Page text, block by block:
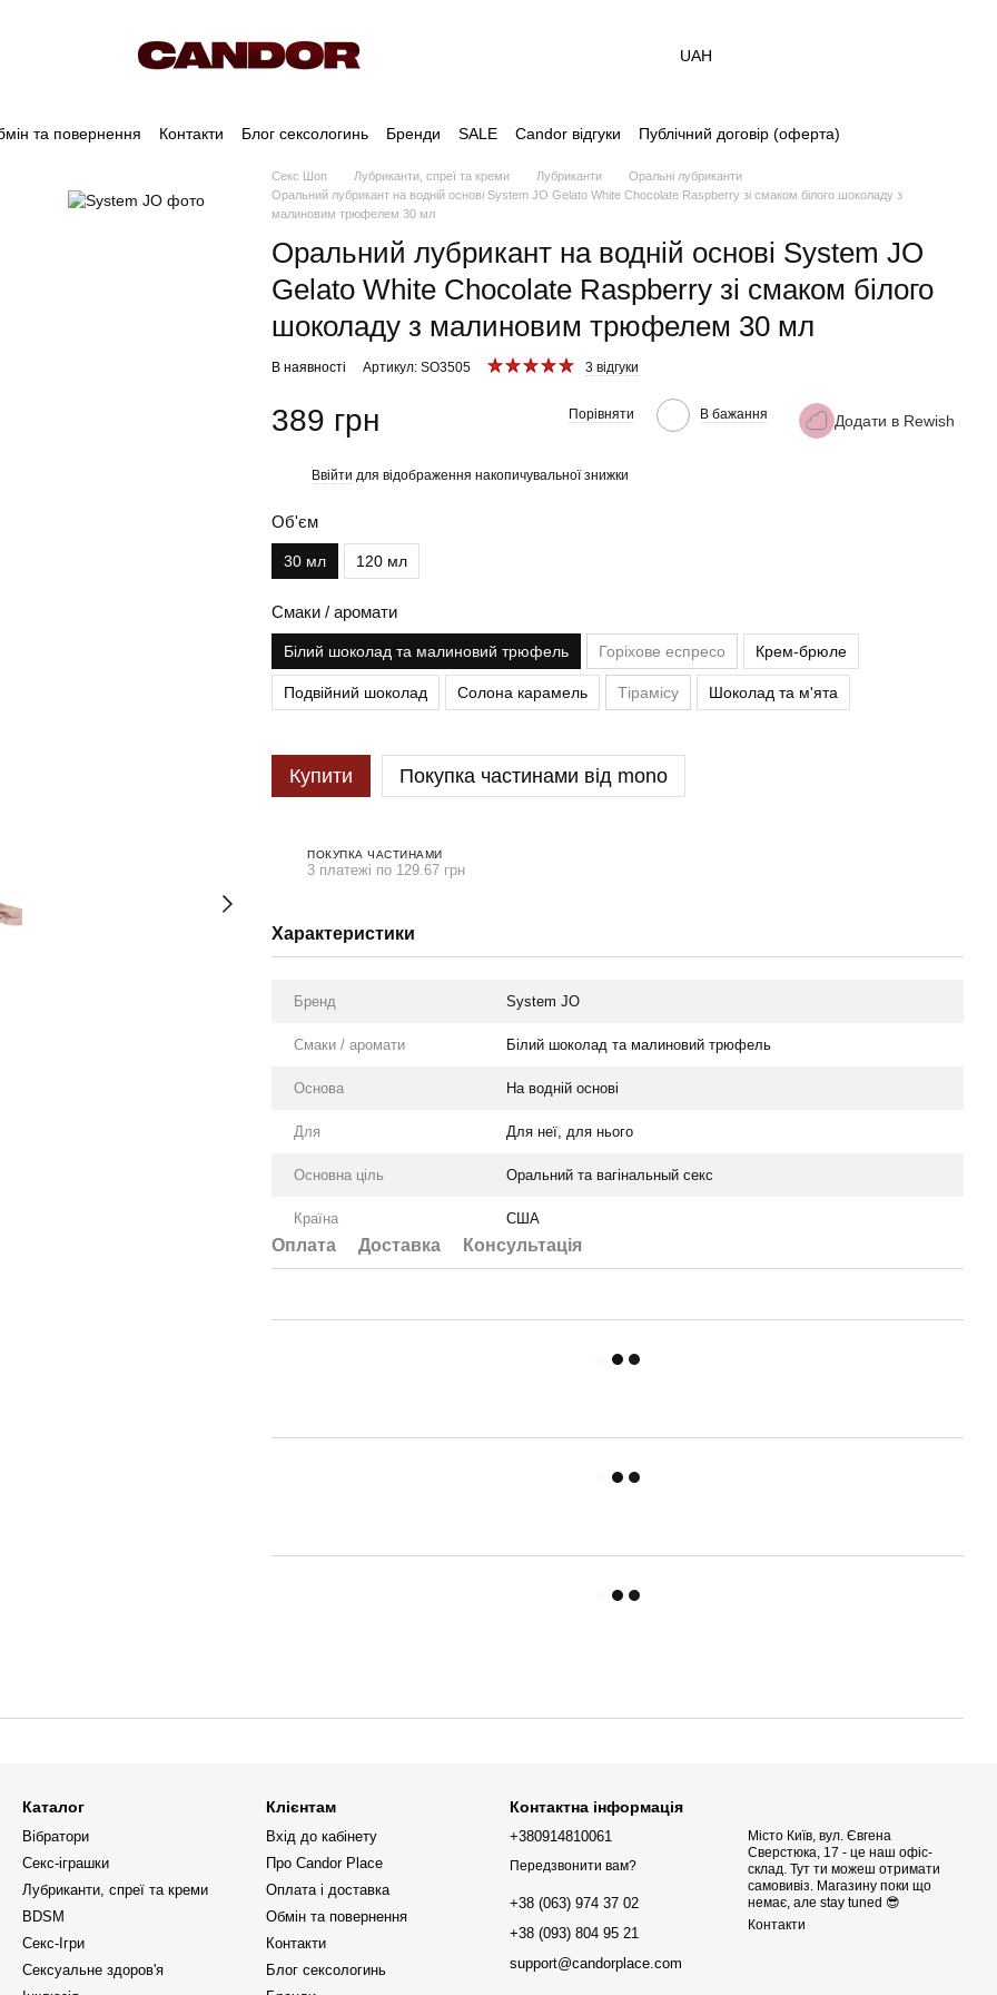
UAH
та повернення Контакти Блог сексологинь Бренди SALE Candor відгуки Публічний договір (оферта)
Секс Шоп Лубриканти, спреї та креми Лубриканти
Оральні лубриканти
Оральний лубрикант на водній основі System JO Gelato White Chocolate Raspberry зі смаком білого шоколаду з
малиновим трюфелем 30 мл
Оральний лубрикант на водній основі System JO
Gelato White Chocolate Raspberry зі смаком білого
шоколаду з малиновим трюфелем 30 мл
В наявності Артикул: SO3505 3 відгуки
389 грн Порівняти В бажання Додати в Rewish
Ввійти для відображення накопичувальної знижки
Об'єм
30 мл 120 мл
Смаки / аромати
Білий шоколад та малиновий трюфель Горіхове еспресо Крем-брюле
Подвійний шоколад Солона карамель Тірамісу Шоколад та м'ята
Купити Покупка частинами від mono
ПОКУПКА ЧАСТИНАМИ
3 платежі по 129.67 грн
Характеристики
Бренд System JO
Смаки / аромати Білий шоколад та малиновий трюфель
Оснoва На водній основі
Для Для неї, для нього
Основна ціль Оральний та вагінальный секс
Країна США
Оплата Доставка Консультація
Каталог
Вібратори
Секс-іграшки
Лубриканти, спреї та креми
BDSM
Секс-Ігри
Сексуальне здоров'я
Клієнтам
Вхід до кабінету
Про Candor Place
Оплата і доставка
Обмін та повернення
Контакти
Блог сексологинь
Контактна інформація
+380914810061
Передзвонити вам?
+38 (063) 974 37 02
+38 (093) 804 95 21
support@candorplace.com
Місто Київ, вул. Євгена
Сверстюка, 17 - це наш офіс-
склад. Тут ти можеш отримати
самовивіз. Магазину поки що
немає, але stay tuned 😎
Контакти